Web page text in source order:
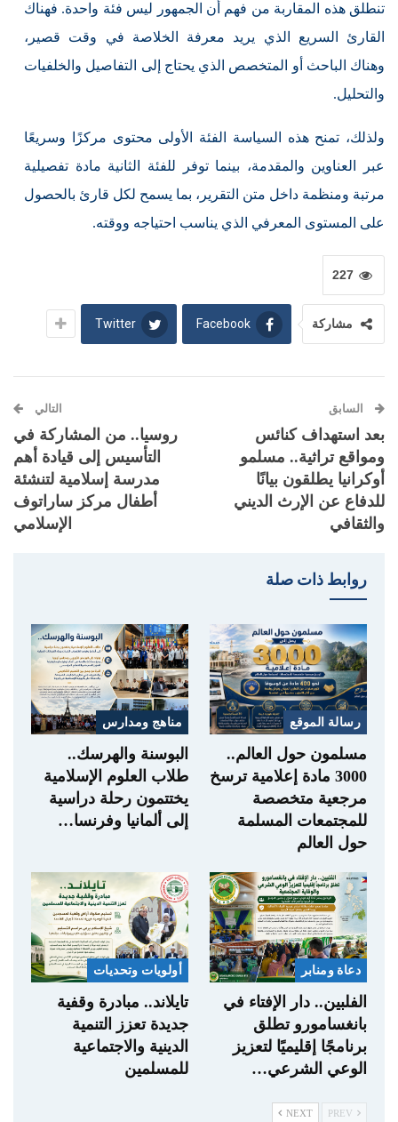
تنطلق هذه المقاربة من فهم أن الجمهور ليس فئة واحدة. فهناك
القارئ السريع الذي يريد معرفة الخلاصة في وقت قصير،
وهناك الباحث أو المتخصص الذي يحتاج إلى التفاصيل والخلفيات
والتحليل.
ولذلك، تمنح هذه السياسة الفئة الأولى محتوى مركزًا وسريعًا
عبر العناوين والمقدمة، بينما توفر للفئة الثانية مادة تفصيلية
مرتبة ومنظمة داخل متن التقرير، بما يسمح لكل قارئ بالحصول
على المستوى المعرفي الذي يناسب احتياجه ووقته.
227
مشاركة Facebook
Twitter
السابق
بعد استهداف كنائس
ومواقع تراثية.. مسلمو
أوكرانيا يطلقون بيانًا
للدفاع عن الإرث الديني
والثقافي
التالي
روسيا.. من المشاركة في
التأسيس إلى قيادة أهم
مدرسة إسلامية لتنشئة
أطفال مركز ساراتوف
الإسلامي
روابط ذات صلة
رسالة الموقع
مسلمون حول العالم..
3000 مادة إعلامية ترسخ
مرجعية متخصصة
للمجتمعات المسلمة
حول العالم
مناهج ومدارس
البوسنة والهرسك..
طلاب العلوم الإسلامية
يختتمون رحلة دراسية
إلى ألمانيا وفرنسا…
دعاة ومنابر
الفلبين.. دار الإفتاء في
بانغسامورو تطلق
برنامجًا إقليميًا لتعزيز
الوعي الشرعي…
أولويات وتحديات
تايلاند.. مبادرة وقفية
جديدة تعزز التنمية
الدينية والاجتماعية
للمسلمين
NEXT